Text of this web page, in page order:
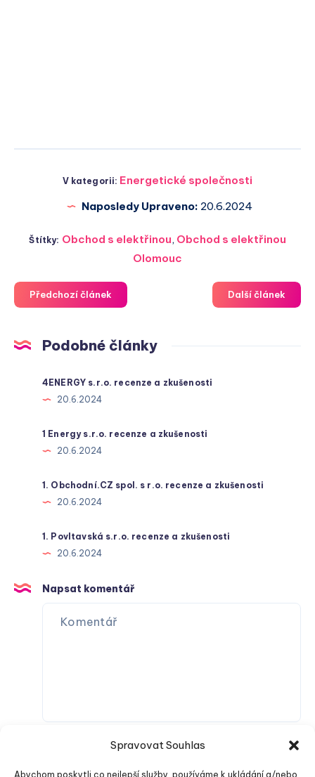
Spravovat Souhlas
Abychom poskytli co nejlepší služby, používáme k ukládání a/nebo
V kategorii: Energetické společnosti
Naposledy Upraveno: 20.6.2024
Štítky: Obchod s elektřinou, Obchod s elektřinou
Olomouc
Předchozí článek Další článek
Podobné články
4ENERGY s.r.o. recenze a zkušenosti
20.6.2024
1 Energy s.r.o. recenze a zkušenosti
20.6.2024
1. Obchodní.CZ spol. s r.o. recenze a zkušenosti
20.6.2024
1. Povltavská s.r.o. recenze a zkušenosti
20.6.2024
Napsat komentář